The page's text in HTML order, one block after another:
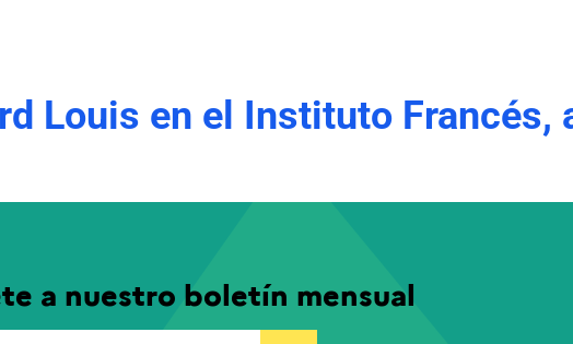
Louis en el Instituto Francés,
a nuestro boletín mensual